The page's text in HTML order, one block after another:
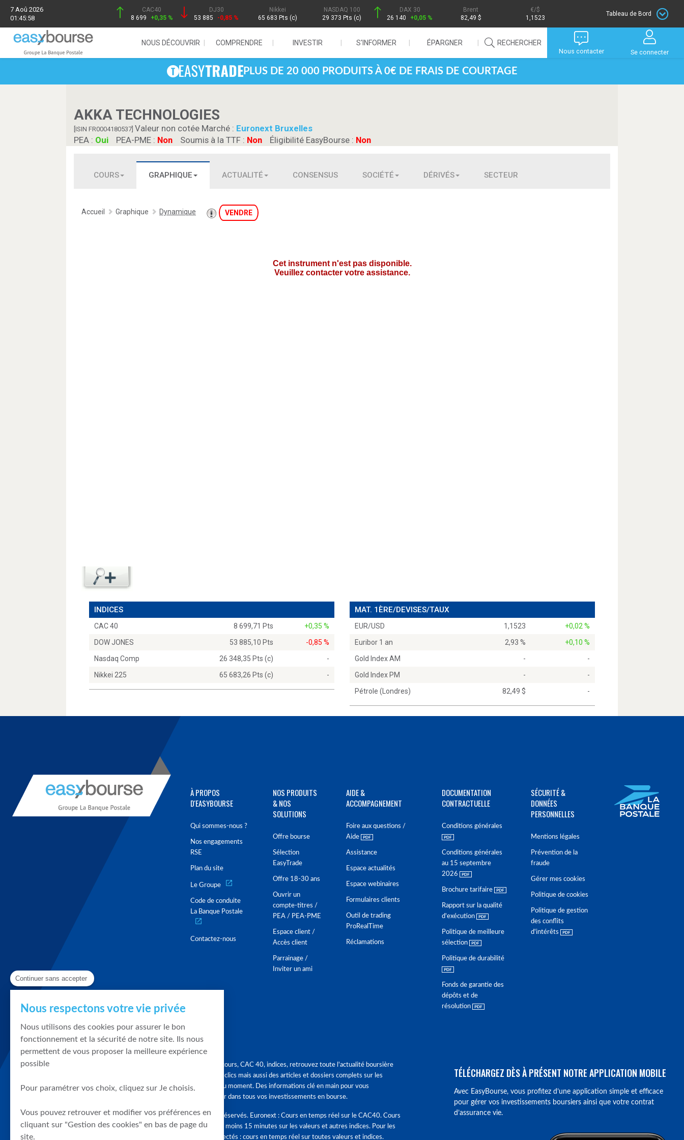
7 Aoû 2026
01:45:58
CAC40
8 699
+0,35 %
DJ30
53 885
-0,85 %
Nikkei
65 683 Pts (c)
NASDAQ 100
29 373 Pts (c)
DAX 30
26 140
+0,05 %
Brent
82,49 $
/$
1,1523
Tableau de Bord
NOUS DÉCOUVRIR COMPRENDRE INVESTIR S'INFORMER ÉPARGNER RECHERCHER
Nous contacter Se connecter
PLUS DE 20 000 PRODUITS À 0€ DE FRAIS DE COURTAGE
AKKA TECHNOLOGIES
[ISIN FR0004180537] Valeur non cotée Marché : Euronext Bruxelles
PEA : Oui PEA-PME : Non Soumis à la TTF : Non Éligibilité EasyBourse : Non
COURS GRAPHIQUE ACTUALITÉ CONSENSUS SOCIÉTÉ DÉRIVÉS SECTEUR
Accueil Graphique Dynamique VENDRE
INDICES
CAC 40 8 699,71 Pts
+0,35 %
DOW JONES
53 885,10 Pts
-0,85 %
Nasdaq Comp
26 348,35 Pts (c)
-
Nikkei 225
65 683,26 Pts (c) -
MAT. 1ÈRE/DEVISES/TAUX
EUR/USD 1,1523
+0,02 %
Euribor 1 an
2,93 %
+0,10 %
Gold Index AM
-
-
Gold Index PM
-
-
Pétrole (Londres)
82,49 $ -
À PROPOS
D'EASYBOURSE
Qui sommes-nous ?
Nos engagements
RSE
Plan du site
Le Groupe
Code de conduite
La Banque Postale
Contactez-nous
NOS PRODUITS
& NOS
SOLUTIONS
Offre bourse
Sélection
EasyTrade
Offre 18-30 ans
Ouvrir un
compte-titres /
PEA / PEA-PME
Espace client /
Accès client
Parrainage /
Inviter un ami
AIDE &
ACCOMPAGNEMENT
Foire aux questions /
Aide
Assistance
Espace actualités
Espace webinaires
Formulaires clients
Outil de trading
ProRealTime
Réclamations
DOCUMENTATION
CONTRACTUELLE
Conditions générales
Conditions générales
au 15 septembre
2026
Brochure tarifaire
Rapport sur la qualité
d'exécution
Politique de meilleure
sélection
Politique de durabilité
Fonds de garantie des
dépôts et de
résolution
SÉCURITÉ &
DONNÉES
PERSONNELLES
Mentions légales
Prévention de la
fraude
Gérer mes cookies
Politique de cookies
Politique de gestion
des conflits
d'intérêts
Graphique, cours, CAC 40, indices, retrouvez toute l'actualité boursière
en quelques clics mais aussi des articles et dossiers complets sur les
tendances du moment. Des informations clé en main pour vous
accompagner dans tous vos investissements en bourse.
Tous droits réservés. Euronext : Cours en temps réel sur le CAC40. Cours
différés d'au moins 15 minutes sur les valeurs et autres indices. Pour les
clients connectés : cours en temps réel sur toutes valeurs et indices.
TÉLÉCHARGEZ DÈS À PRÉSENT NOTRE APPLICATION MOBILE
Avec EasyBourse, vous profitez d’une application simple et efficace
pour gérer vos investissements boursiers ainsi que votre contrat
d’assurance vie.
Continuer sans accepter
Nous respectons votre vie privée
Nous utilisons des cookies pour assurer le bon
fonctionnement et la sécurité de notre site. Ils nous
permettent de vous proposer la meilleure expérience
possible
Pour paramétrer vos choix, cliquez sur Je choisis.
Vous pouvez retrouver et modifier vos préférences en
cliquant sur "Gestion des cookies" en bas de page du
site.